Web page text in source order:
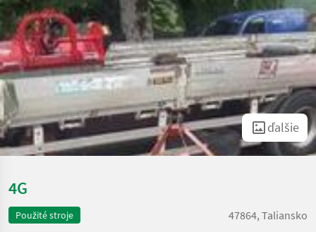
ďalšie
4G
Použité stroje 47864, Taliansko